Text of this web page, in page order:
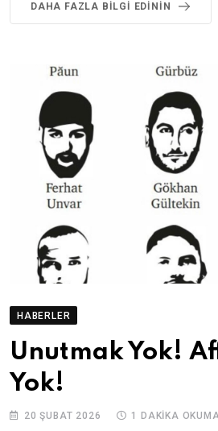
DAHA FAZLA BILGI EDININ
HABERLER
Unutmak Yok!
Yok!
20 ŞUBAT 2026 1 DAKIKA